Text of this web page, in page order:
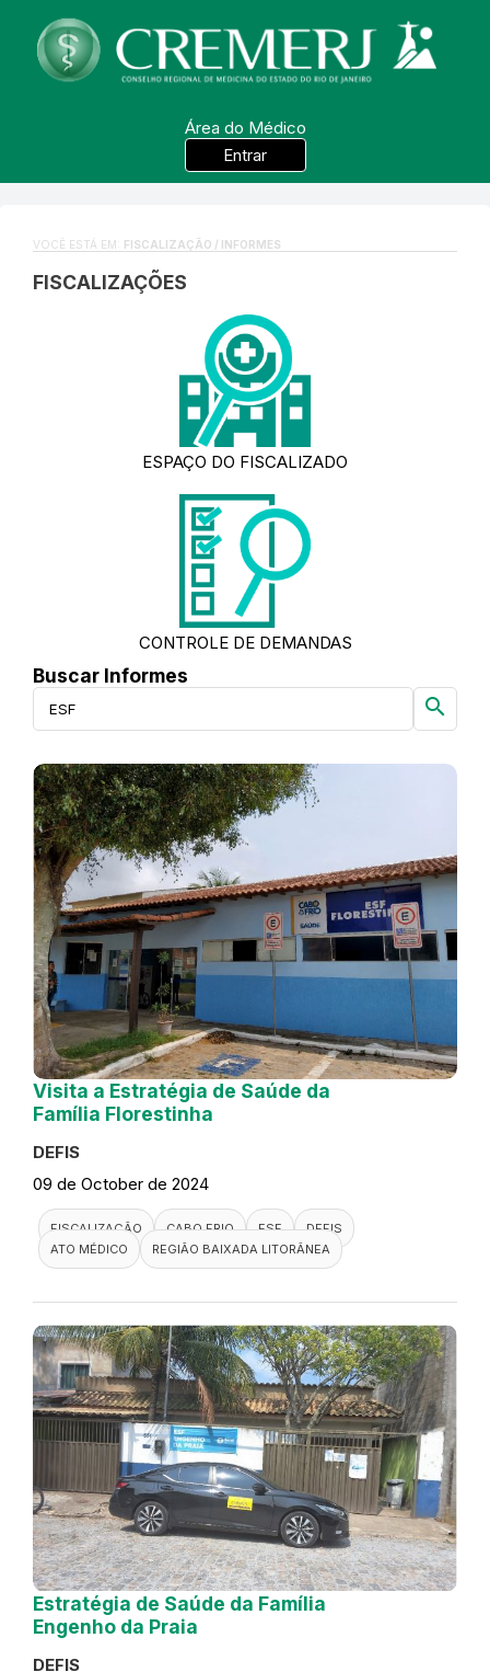
Área do Médico
Entrar
VOCÊ ESTÁ EM: FISCALIZAÇÃO / INFORMES
FISCALIZAÇÕES
ESPAÇO DO FISCALIZADO
CONTROLE DE DEMANDAS
Buscar Informes
search
Visita a Estratégia de Saúde da
Família Florestinha
DEFIS
09 de October de 2024
FISCALIZAÇÃO CABO FRIO ESF
DEFIS
ATO MÉDICO
REGIÃO BAIXADA LITORÂNEA
Estratégia de Saúde da Família
Engenho da Praia
DEFIS